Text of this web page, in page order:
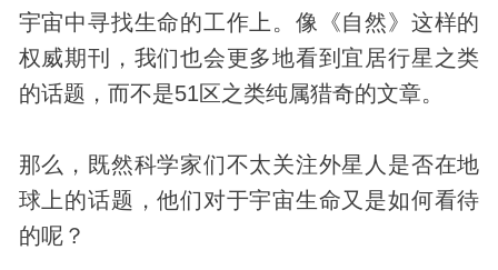
宇宙中寻找生命的工作上。像《自然》这样的
权威期刊，我们也会更多地看到宜居行星之类
的话题，而不是51区之类纯属猎奇的文章。
那么，既然科学家们不太关注外星人是否在地
球上的话题，他们对于宇宙生命又是如何看待
的呢？